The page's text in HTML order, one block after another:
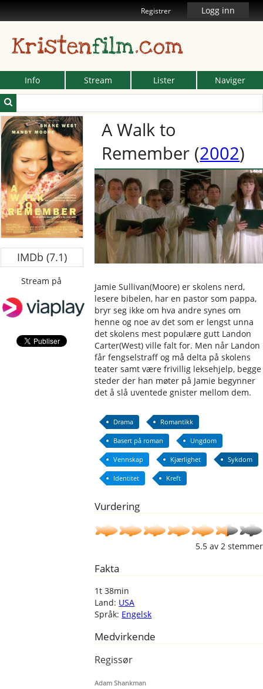
Registrer Logg inn
Kristenfilm.com
Info Stream Lister Naviger
IMDb (7.1)
Stream på
A Walk to
Remember (2002)
Jamie Sullivan(Moore) er skolens nerd,
lesere bibelen, har en pastor som pappa,
bryr seg ikke om hva andre synes om
henne og noe av det som er lengst unna
det skolens mest populære gutt Landon
Carter(West) ville falt for. Men når Landon
får fengselstraff og må delta på skolens
teater samt være frivillig leksehjelp, begge
steder der han møter på Jamie begynner
det å slå uventede gnister mellom dem.
Drama Romantikk
Basert på roman Ungdom
Vennskap Kjærlighet Sykdom
Identitet Kreft
Vurdering
5.5av 2 stemmer
Fakta
1t 38min
Land: USA
Språk: Engelsk
Medvirkende
Regissør
Adam Shankman